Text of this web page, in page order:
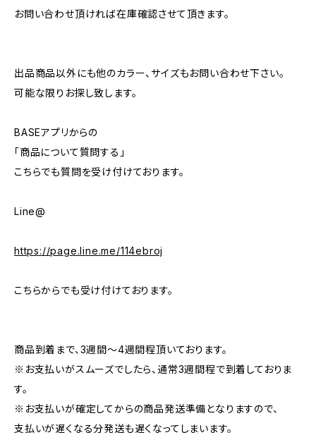
お問い合わせ頂ければ在庫確認させて頂きます。
出品商品以外にも他のカラー、サイズもお問い合わせ下さい。
可能な限りお探し致します。
BASEアプリからの
「商品について質問する」
こちらでも質問を受け付けております。
Line@
https://page.line.me/114ebroj
こちらからでも受け付けております。
商品到着まで、3週間～4週間程頂いております。
※お支払いがスムーズでしたら、通常3週間程で到着しておりま
す。
※お支払いが確定してからの商品発送準備となりますので、
支払いが遅くなる分発送も遅くなってしまいます。